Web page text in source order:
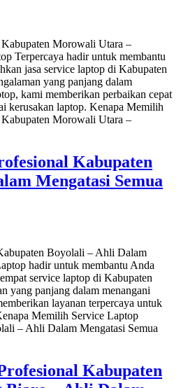
Morowali Utara –
Terpercaya hadir untuk membantu
jasa service laptop di Kabupaten
yang panjang dalam
kami memberikan perbaikan cepat
kerusakan laptop. Kenapa Memilih
Morowali Utara –
Kabupaten
Mengatasi Semua
Boyolali – Ahli Dalam
hadir untuk membantu Anda
service laptop di Kabupaten
yang panjang dalam menangani
layanan terpercaya untuk
Memilih Service Laptop
– Ahli Dalam Mengatasi Semua
Kabupaten